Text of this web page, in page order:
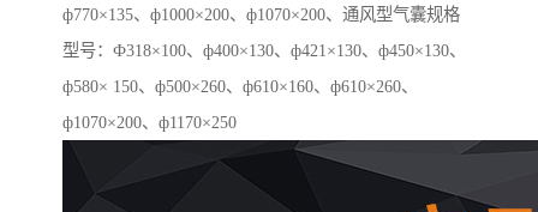
ф770×135、ф1000×200、ф1070×200、通风型气囊规格
型号：Ф318×100、ф400×130、ф421×130、ф450×130、
ф580× 150、ф500×260、ф610×160、ф610×260、
ф1070×200、ф1170×250